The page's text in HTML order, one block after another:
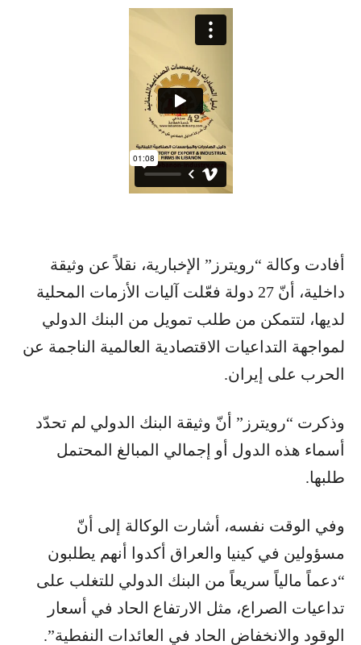
أفادت وكالة “رويترز” الإخبارية، نقلاً عن وثيقة
داخلية، أنّ 27 دولة فعّلت آليات الأزمات المحلية
لديها، لتتمكن من طلب تمويل من البنك الدولي
لمواجهة التداعيات الاقتصادية العالمية الناجمة عن
الحرب على إيران.
وذكرت “رويترز” أنّ وثيقة البنك الدولي لم تحدّد
أسماء هذه الدول أو إجمالي المبالغ المحتمل
طلبها.
وفي الوقت نفسه، أشارت الوكالة إلى أنّ
مسؤولين في كينيا والعراق أكدوا أنهم يطلبون
“دعماً مالياً سريعاً من البنك الدولي للتغلب على
تداعيات الصراع، مثل الارتفاع الحاد في أسعار
الوقود والانخفاض الحاد في العائدات النفطية”.